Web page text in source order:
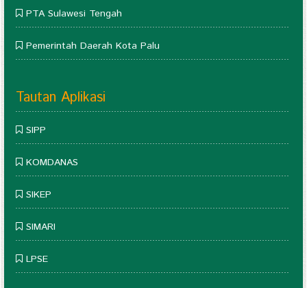
PTA Sulawesi Tengah
Pemerintah Daerah Kota Palu
Tautan Aplikasi
SIPP
KOMDANAS
SIKEP
SIMARI
LPSE